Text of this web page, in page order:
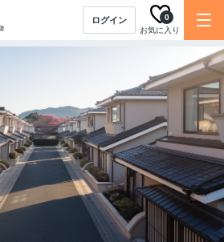
ログイン
お気に入り
0